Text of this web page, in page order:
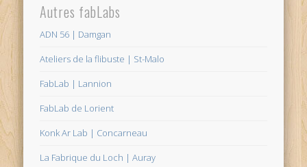
Autres fabLabs
ADN 56 | Damgan
Ateliers de la flibuste | St-Malo
FabLab | Lannion
FabLab de Lorient
Konk Ar Lab | Concarneau
La Fabrique du Loch | Auray